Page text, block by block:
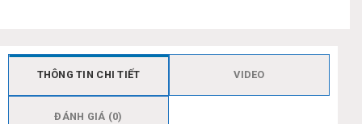
THÔNG TIN CHI TIẾT VIDEO
ĐÁNH GIÁ (0)